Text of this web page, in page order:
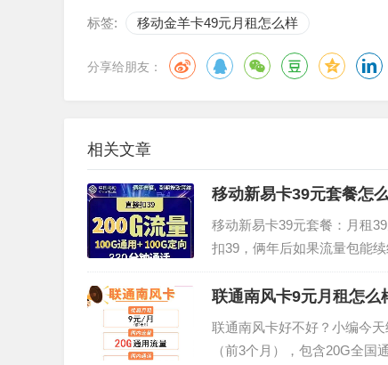
标签: 移动金羊卡49元月租怎么样
分享给朋友：
相关文章
移动新易卡39元套餐怎
移动新易卡39元套餐：月租
扣39，俩年后如果流量包能
定向)年龄限制：16-50岁归
支持...
联通南风卡9元月租怎么
联通南风卡好不好？小编今
（前3个月），包含20G全